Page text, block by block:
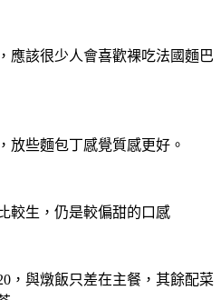
應該很少人會喜歡裸吃法國麵巴
放些麵包丁感覺質感更好。
較生，仍是較偏甜的口感
，與燉飯只差在主餐，其餘配菜